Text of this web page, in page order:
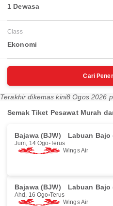
1 Dewasa
Class
Ekonomi
Cari
Terakhir dikemas kini8 Ogos 2026
Semak Tiket Pesawat Murah
Bajawa (BJW) Labuan Bajo
Jum, 14 Ogo Terus
Wings Air
Bajawa (BJW) Labuan Bajo
Ahd, 16 Ogo Terus
Wings Air